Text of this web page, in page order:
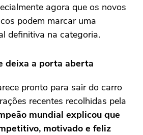
agora que os novos
podem marcar uma
definitiva na categoria.
deixa a porta aberta
pronto para sair do carro
recentes recolhidas pela
mundial explicou que
motivado e feliz